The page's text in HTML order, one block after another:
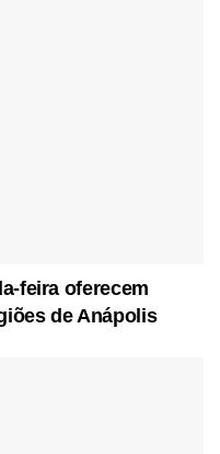
feira oferecem
de Anápolis